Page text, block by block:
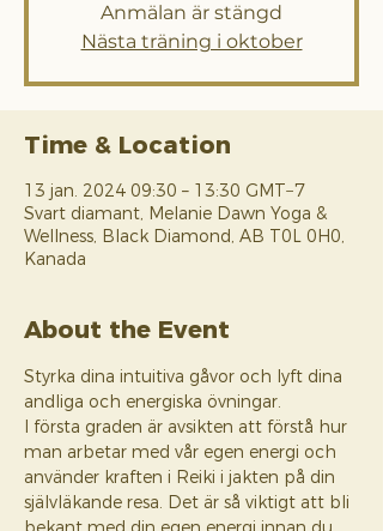
Anmälan är stängd
Nästa träning i oktober
Time & Location
13 jan. 2024 09:30 – 13:30 GMT−7
Svart diamant, Melanie Dawn Yoga &
Wellness, Black Diamond, AB T0L 0H0,
Kanada
About the Event
Styrka dina intuitiva gåvor och lyft dina
andliga och energiska övningar.
I första graden är avsikten att förstå hur
man arbetar med vår egen energi och
använder kraften i Reiki i jakten på din
självläkande resa. Det är så viktigt att bli